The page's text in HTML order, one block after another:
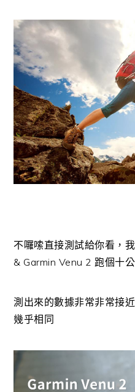
不囉嗦直接測試給你看，
& Garmin Venu 2 跑個十
測出來的數據非常非常接
幾乎相同